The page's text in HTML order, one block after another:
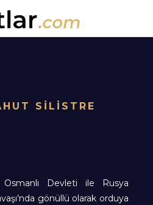
SİLİSTRE
Osmanlı Devleti ile Rusya
gönüllü olarak orduya